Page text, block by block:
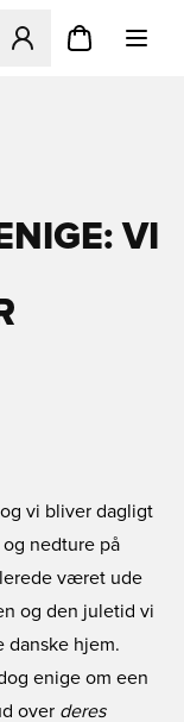
en Modal til at
VI
vi bliver dagligt
nedture på
været ude
og den juletid vi
danske hjem.
enige om een
over deres